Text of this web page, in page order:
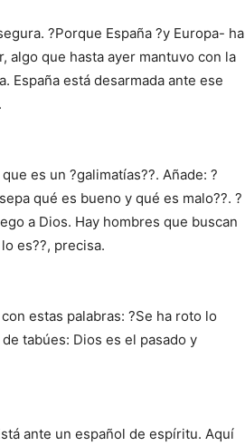
?Porque España ?y Europa- ha
algo que hasta ayer mantuvo con la
España está desarmada ante ese
es un ?galimatías??. Añade: ?
qué es bueno y qué es malo??. ?
a Dios. Hay hombres que buscan
es??, precisa.
estas palabras: ?Se ha roto lo
tabúes: Dios es el pasado y
ante un español de espíritu. Aquí